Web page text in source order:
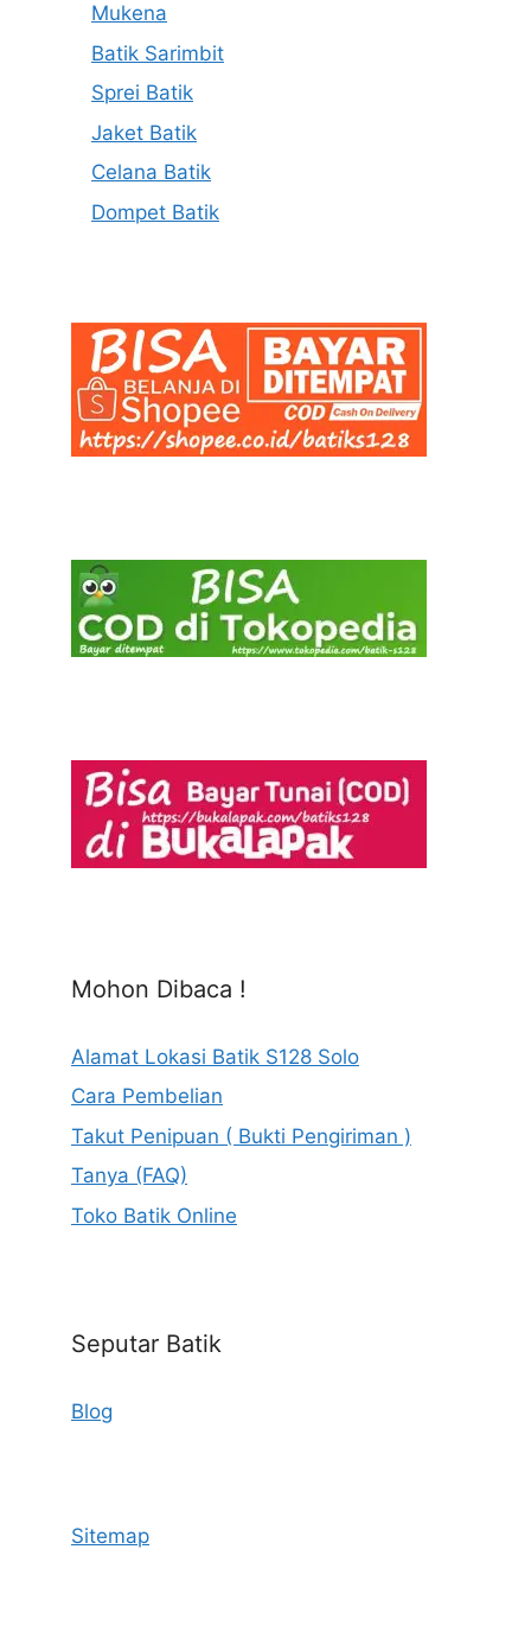
Mukena
Batik Sarimbit
Sprei Batik
Jaket Batik
Celana Batik
Dompet Batik
Mohon Dibaca !
Alamat Lokasi Batik S128 Solo
Cara Pembelian
Takut Penipuan ( Bukti Pengiriman )
Tanya (FAQ)
Toko Batik Online
Seputar Batik
Blog
Sitemap